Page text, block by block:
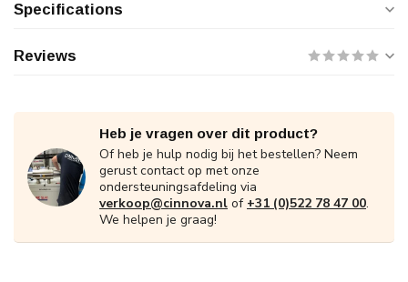
Specifications
Reviews
Heb je vragen over dit product?
Of heb je hulp nodig bij het bestellen? Neem
gerust contact op met onze
ondersteuningsafdeling via
verkoop@cinnova.nl of +31 (0)522 78 47 00.
We helpen je graag!